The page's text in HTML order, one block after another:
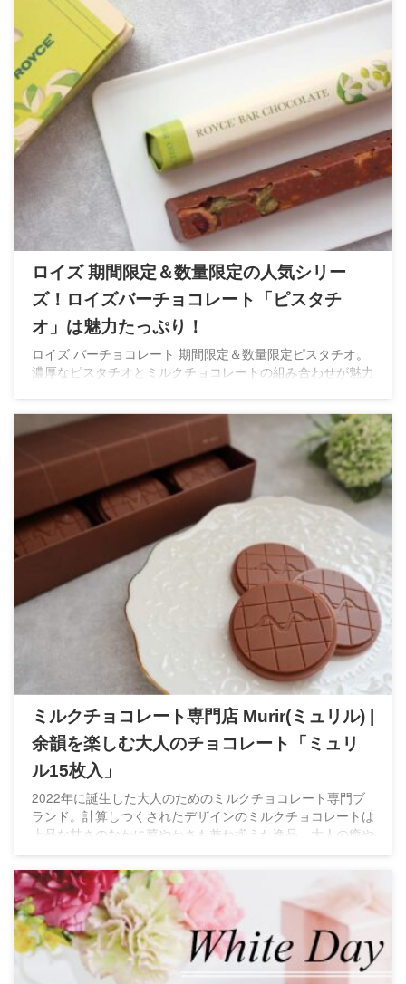
ロイズ 期間限定＆数量限定の人気シリー
ズ！ロイズバーチョコレート「ピスタチ
オ」は魅力たっぷり！
ロイズ バーチョコレート 期間限定＆数量限定ピスタチオ。
濃厚なピスタチオとミルクチョコレートの組み合わせが魅力
ミルクチョコレート専門店 Murir(ミュリル) |
余韻を楽しむ大人のチョコレート「ミュリ
ル15枚入」
2022年に誕生した大人のためのミルクチョコレート専門ブ
ランド。計算しつくされたデザインのミルクチョコレートは
上品な甘さのなかに華やかさも兼ね揃えた逸品。大人の癒や